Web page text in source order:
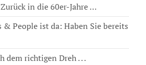
in die 60er-Jahre …
& People ist da: Haben Sie bereits
dem richtigen Dreh . . .